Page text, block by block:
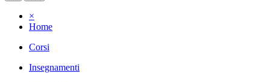
×
Home
Corsi
Insegnamenti